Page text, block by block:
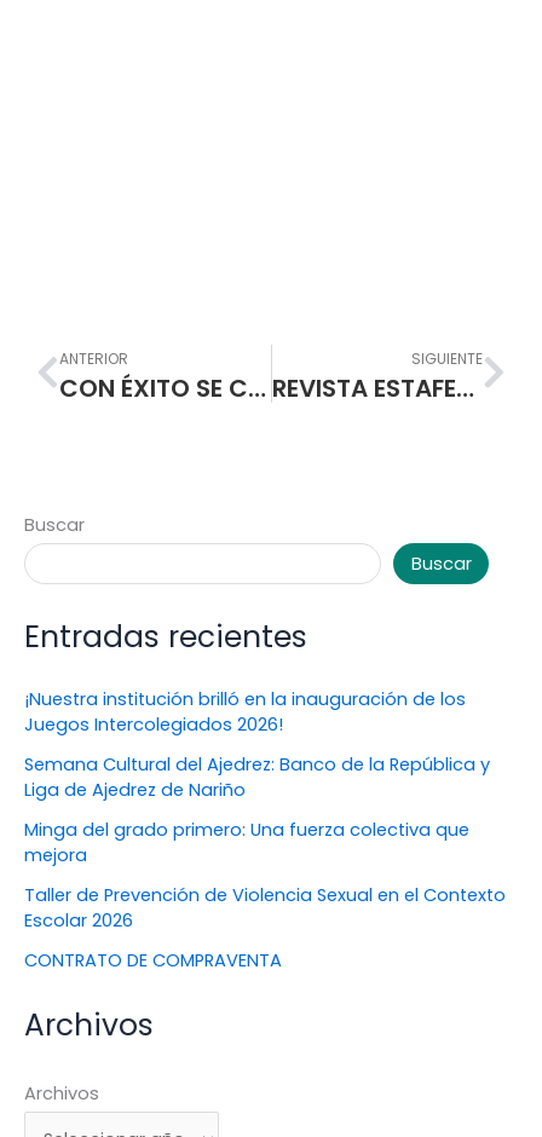
Prev
ANTERIOR
CON ÉXITO SE CUMPLIÓ FORO SOBRE SEXUALIDAD
SIGUIENTE
REVISTA ESTAFETA EXALTA LOGROS DE LA ESCUELA NORMAL SUPERIOR DE PASTO
Buscar
Buscar
Entradas recientes
¡Nuestra institución brilló en la inauguración de los
Juegos Intercolegiados 2026!
Semana Cultural del Ajedrez: Banco de la República y
Liga de Ajedrez de Nariño
Minga del grado primero: Una fuerza colectiva que
mejora
Taller de Prevención de Violencia Sexual en el Contexto
Escolar 2026
CONTRATO DE COMPRAVENTA
Archivos
Archivos